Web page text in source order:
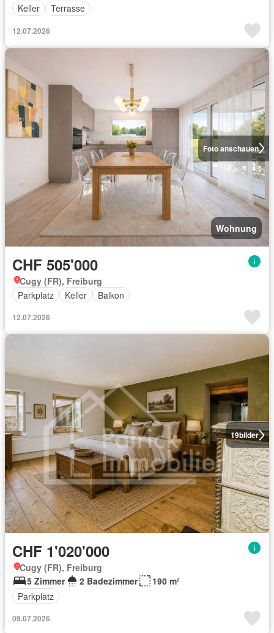
Keller
Terrasse
12.07.2026
Foto anschauen
Wohnung
CHF 505'000
Cugy (FR), Freiburg
Parkplatz
Keller Balkon
12.07.2026
19bilder
CHF 1'020'000
Cugy (FR), Freiburg
5 Zimmer
2 Badezimmer
190 m²
Parkplatz
09.07.2026